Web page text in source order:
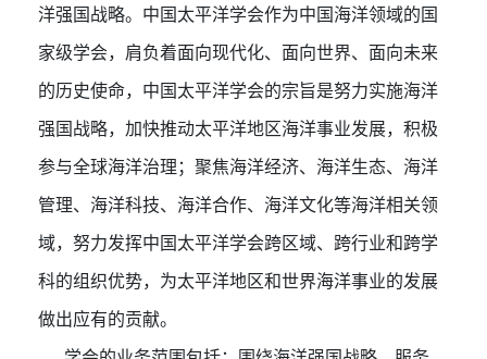
洋强国战略。中国太平洋学会作为中国海洋领域的国
家级学会，肩负着面向现代化、面向世界、面向未来
的历史使命，中国太平洋学会的宗旨是努力实施海洋
强国战略，加快推动太平洋地区海洋事业发展，积极
参与全球海洋治理；聚焦海洋经济、海洋生态、海洋
管理、海洋科技、海洋合作、海洋文化等海洋相关领
域，努力发挥中国太平洋学会跨区域、跨行业和跨学
科的组织优势，为太平洋地区和世界海洋事业的发展
做出应有的贡献。